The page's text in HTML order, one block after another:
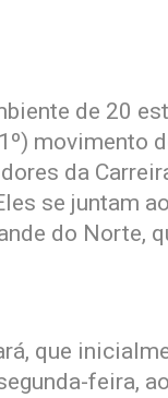
de 20
movimento
da
se juntam
do Norte,
que
feira,